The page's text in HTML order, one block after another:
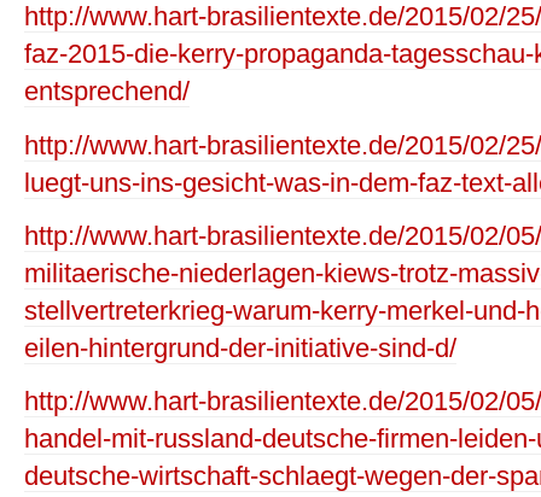
http://www.hart-brasilientexte.de/2015/02/
faz-2015-die-kerry-propaganda-
entsprechend/
http://www.hart-brasilientexte.de/2015/02/
luegt-uns-ins-gesicht-was-in-dem-faz-text-
http://www.hart-brasilientexte.de/2015/02/
militaerische-niederlagen-kiews-trotz-
stellvertreterkrieg-warum-kerry-merkel-und-
eilen-hintergrund-der-initiative-sind-d/
http://www.hart-brasilientexte.de/2015/02/
handel-mit-russland-deutsche-firmen-
deutsche-wirtschaft-schlaegt-wegen-der-